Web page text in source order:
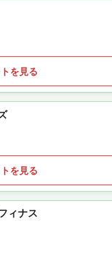
を見る
を見る
ィナス